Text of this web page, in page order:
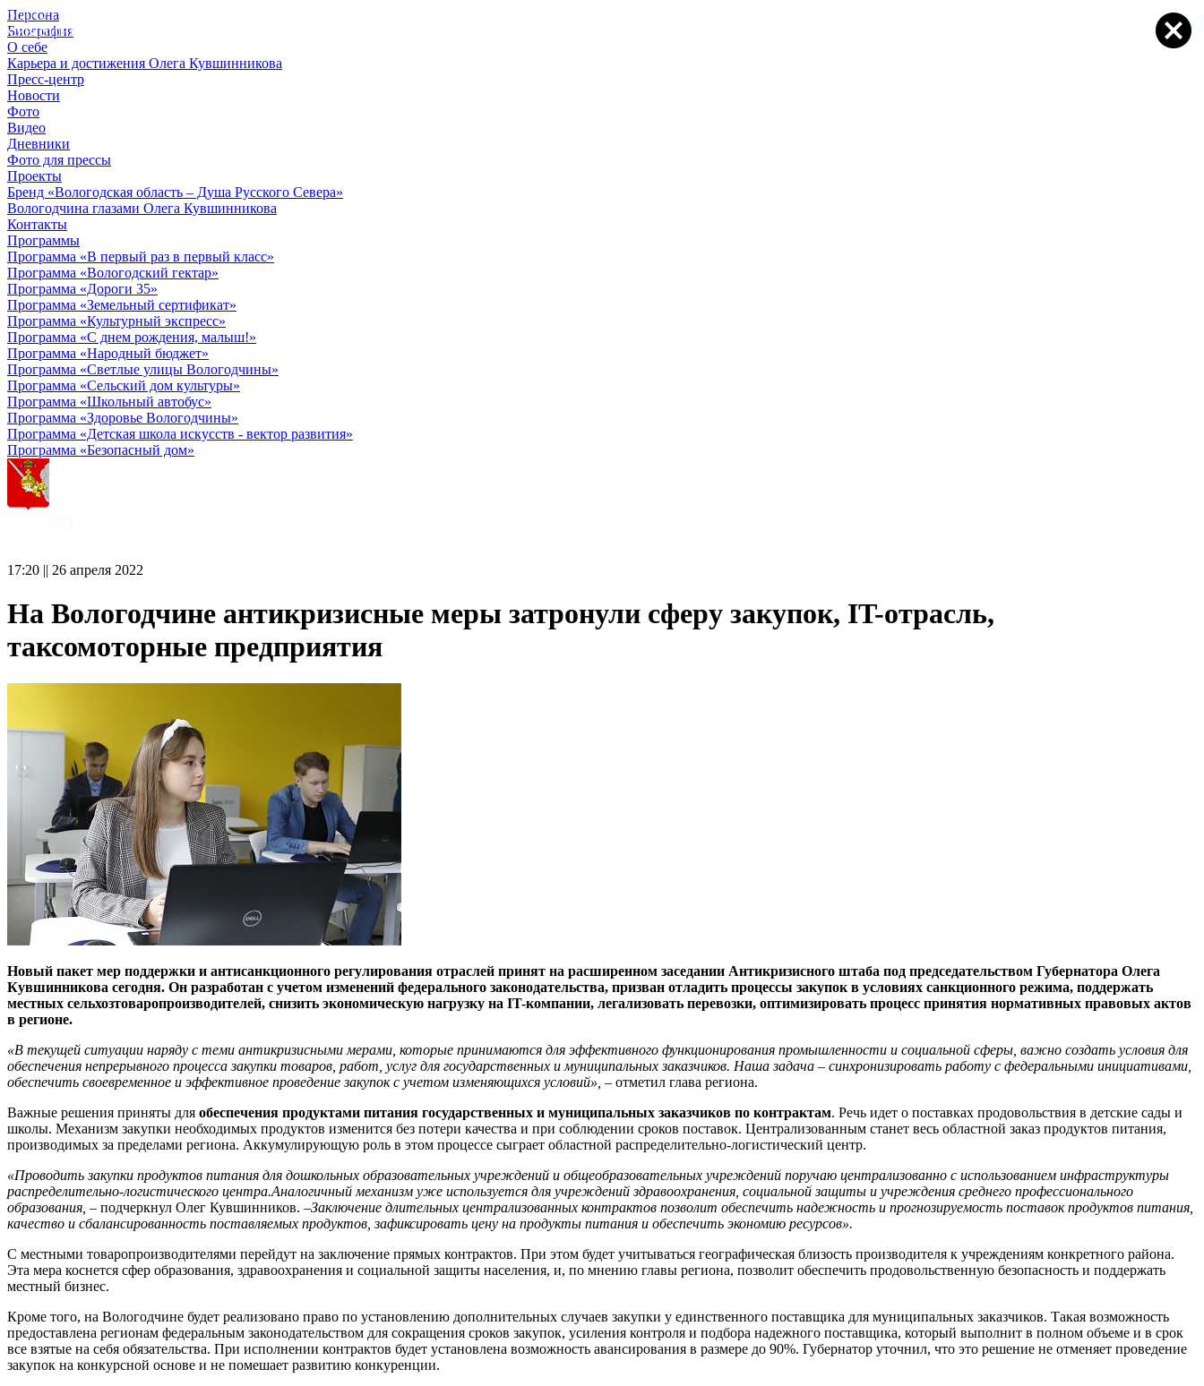
Персона
Биография
О себе
Карьера и достижения Олега Кувшинникова
Пресс-центр
Новости
Фото
Видео
Дневники
Фото для прессы
Проекты
Бренд «Вологодская область – Душа Русского Севера»
Вологодчина глазами Олега Кувшинникова
Контакты
Программы
Программа «В первый раз в первый класс»
Программа «Вологодский гектар»
Программа «Дороги 35»
Программа «Земельный сертификат»
Программа «Культурный экспресс»
Программа «С днем рождения, малыш!»
Программа «Народный бюджет»
Программа «Светлые улицы Вологодчины»
Программа «Сельский дом культуры»
Программа «Школьный автобус»
Программа «Здоровье Вологодчины»
Программа «Детская школа искусств - вектор развития»
Программа «Безопасный дом»
17:20 || 26 апреля 2022
На Вологодчине антикризисные меры затронули сферу закупок, IT-отрасль,
таксомоторные предприятия
Новый пакет мер поддержки и антисанкционного регулирования отраслей принят на расширенном заседании Антикризисного штаба под председательством Губернатора Олега
Кувшинникова сегодня. Он разработан с учетом изменений федерального законодательства, призван отладить процессы закупок в условиях санкционного режима, поддержать
местных сельхозтоваропроизводителей, снизить экономическую нагрузку на IT-компании, легализовать перевозки, оптимизировать процесс принятия нормативных правовых актов
в регионе.
«В текущей ситуации наряду с теми антикризисными мерами, которые принимаются для эффективного функционирования промышленности и социальной сферы, важно создать условия для
обеспечения непрерывного процесса закупки товаров, работ, услуг для государственных и муниципальных заказчиков. Наша задача – синхронизировать работу с федеральными инициативами,
обеспечить своевременное и эффективное проведение закупок с учетом изменяющихся условий», – отметил глава региона.
Важные решения приняты для обеспечения продуктами питания государственных и муниципальных заказчиков по контрактам. Речь идет о поставках продовольствия в детские сады и
школы. Механизм закупки необходимых продуктов изменится без потери качества и при соблюдении сроков поставок. Централизованным станет весь областной заказ продуктов питания,
производимых за пределами региона. Аккумулирующую роль в этом процессе сыграет областной распределительно-логистический центр.
«Проводить закупки продуктов питания для дошкольных образовательных учреждений и общеобразовательных учреждений поручаю централизованно с использованием инфраструктуры
распределительно-логистического центра.Аналогичный механизм уже используется для учреждений здравоохранения, социальной защиты и учреждения среднего профессионального
образования – подчеркнул Олег Кувшинников. –Заключение длительных централизованных контрактов позволит обеспечить надежность и прогнозируемость поставок продуктов питания,
качество и сбалансированность поставляемых продуктов, зафиксировать цену на продукты питания и обеспечить экономию ресурсов».
С местными товаропроизводителями перейдут на заключение прямых контрактов. При этом будет учитываться географическая близость производителя к учреждениям конкретного района.
Эта мера коснется сфер образования, здравоохранения и социальной защиты населения, и, по мнению главы региона, позволит обеспечить продовольственную безопасность и поддержать
местный бизнес.
Кроме того, на Вологодчине будет реализовано право по установлению дополнительных случаев закупки у единственного поставщика для муниципальных заказчиков. Такая возможность
предоставлена регионам федеральным законодательством для сокращения сроков закупок, усиления контроля и подбора надежного поставщика, который выполнит в полном объеме и в срок
все взятые на себя обязательства. При исполнении контрактов будет установлена возможность авансирования в размере до 90%. Губернатор уточнил, что это решение не отменяет проведение
закупок на конкурсной основе и не помешает развитию конкуренции.
© 2012 - 2023,
КУВШИННИКОВ О.А.